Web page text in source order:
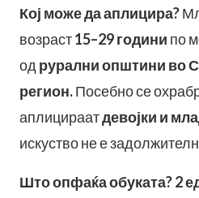
Кој може да аплицира?
возраст15–29 години по
одрурални општини во
регион.Посебно се
аплицираатдевојки и
искуство не е
Што опфаќа обуката?2